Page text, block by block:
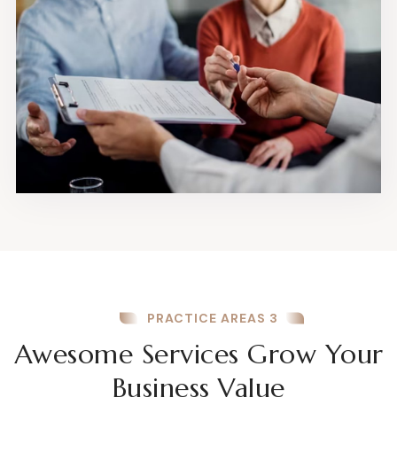
PRACTICE AREAS 3
Awesome Services Grow Your
Business Value